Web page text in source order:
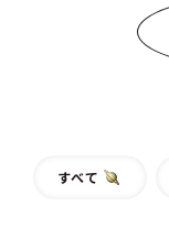
すべて